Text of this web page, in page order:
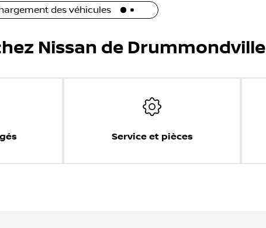
des véhicules
Nissan de Drummondville
Service et pièces